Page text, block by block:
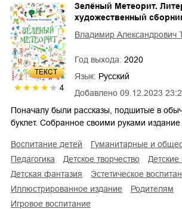
ТЕКСТ
4
Добавлено 09.12.2023
Зелёный Метеорит.
художественный
Владимир Александрович
Год выхода: 2020
Язык: Русский
Поначалу были рассказы, подшитые в
буклет. Собранное своими руками издание
воспитание детей
гуманитарные и
педагогика
детское творчество
детская фантазия
эстетическое
иллюстрированное издание
родителям
игровое воспитание